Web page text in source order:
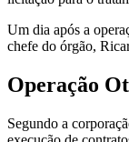
Um dia após a
chefe do órgão,
Operação
Segundo a